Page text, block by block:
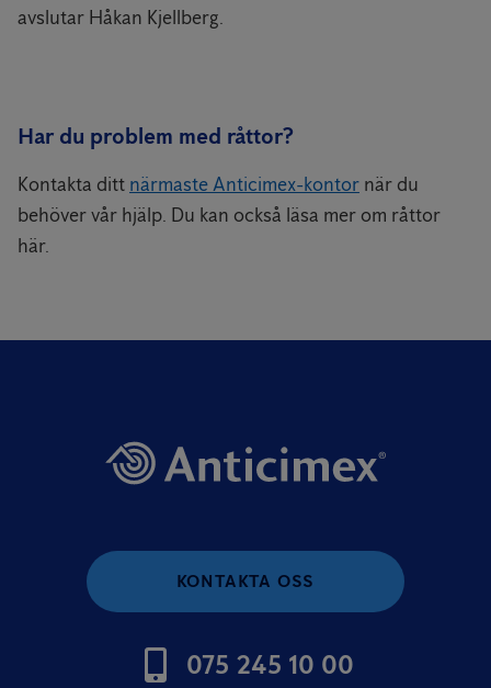
avslutar Håkan Kjellberg.
Har du problem med råttor?
Kontakta ditt närmaste Anticimex-kontor när du
behöver vår hjälp. Du kan också läsa mer om råttor
här.
KONTAKTA OSS
075 245 10 00